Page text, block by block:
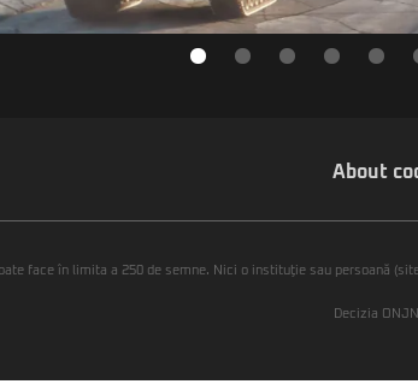
About
face în limita a 250 de semne. Nici o instituţie sau persoană
Decizia